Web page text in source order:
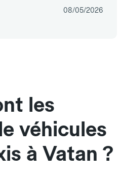
08/05/2026
les
véhicules
à Vatan ?